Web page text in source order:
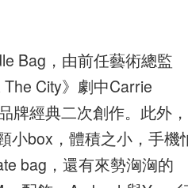
Bag，由前任藝術總監
City》劇中Carrie
牌經典二次創作。此外，
小box，體積之小，手機
bag，還有來勢洶洶的